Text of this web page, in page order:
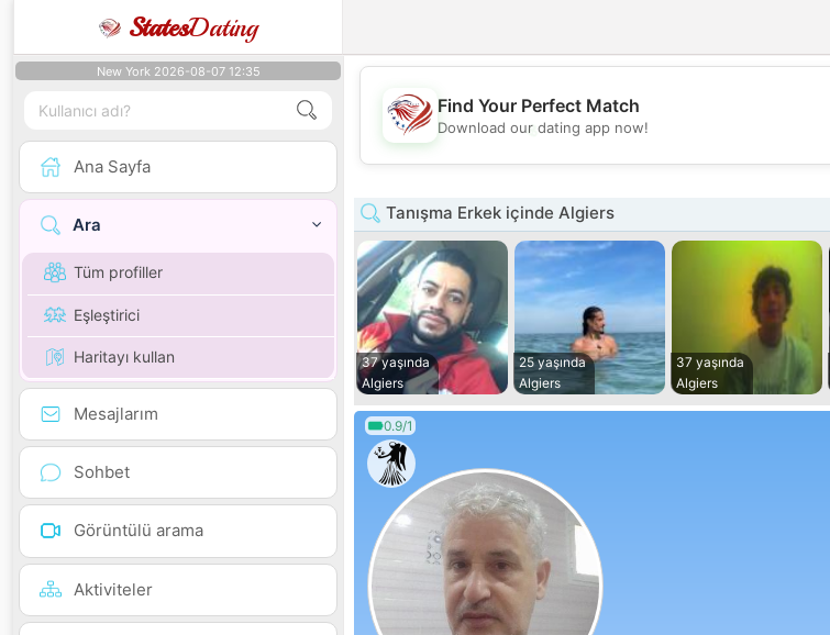
StatesDating
New York 2026-08-07 12:35
Ana Sayfa
Ara
Tüm profiller
Eşleştirici
Haritayı kullan
Mesajlarım
Sohbet
Görüntülü arama
Aktiviteler
💕
Find Your Perfect Match
Download our dating app now!
Tanışma Erkek içinde Algiers
37 yaşında
Algiers
25 yaşında
Algiers
37 yaşında
Algiers
0.9/1